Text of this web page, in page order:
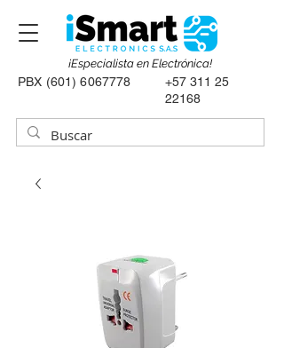
PBX (601) 6067778
+57 311 25
22168
¡Especialista en Electrónica!